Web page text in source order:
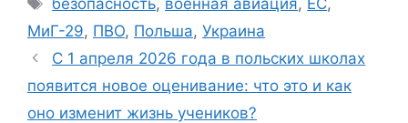
МиГ-29, ПВО, Польша, Украина
С 1 апреля 2026 года в польских школах
появится новое оценивание: что это и как
оно изменит жизнь учеников?